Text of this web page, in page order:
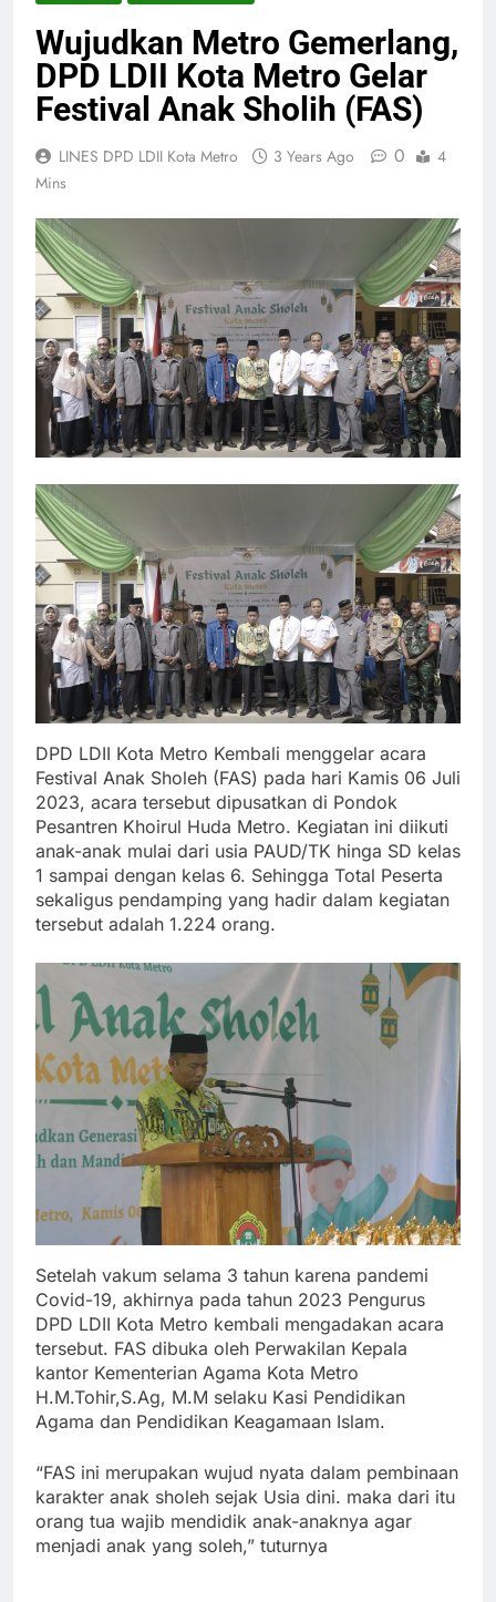
Wujudkan Metro Gemerlang,
DPD LDII Kota Metro Gelar
Festival Anak Sholih (FAS)
LINES DPD LDII Kota Metro 3 Years Ago 0
4
Mins
DPD LDII Kota Metro Kembali menggelar acara
Festival Anak Sholeh (FAS) pada hari Kamis 06 Juli
2023, acara tersebut dipusatkan di Pondok
Pesantren Khoirul Huda Metro. Kegiatan ini diikuti
anak-anak mulai dari usia PAUD/TK hinga SD kelas
1 sampai dengan kelas 6. Sehingga Total Peserta
sekaligus pendamping yang hadir dalam kegiatan
tersebut adalah 1.224 orang.
Setelah vakum selama 3 tahun karena pandemi
Covid-19, akhirnya pada tahun 2023 Pengurus
DPD LDII Kota Metro kembali mengadakan acara
tersebut. FAS dibuka oleh Perwakilan Kepala
kantor Kementerian Agama Kota Metro
H.M.Tohir,S.Ag, M.M selaku Kasi Pendidikan
Agama dan Pendidikan Keagamaan Islam.
“FAS ini merupakan wujud nyata dalam pembinaan
karakter anak sholeh sejak Usia dini. maka dari itu
orang tua wajib mendidik anak-anaknya agar
menjadi anak yang soleh,” tuturnya